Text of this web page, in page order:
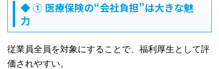
◆ ① 医療保険の“会社負担”は大きな魅
力
従業員全員を対象にすることで、福利厚生として評
価されやすい。